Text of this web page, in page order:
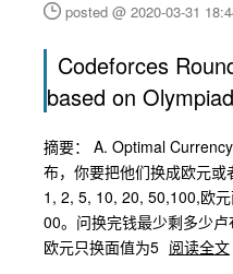
posted @ 2020-03-31
Codeforces
based on
摘要： A. Optimal
布，你要把他们换成欧元
1, 2, 5, 10, 20, 50,100,欧
00。问换完钱最少剩多少卢
欧元只换面值为5 阅读全文